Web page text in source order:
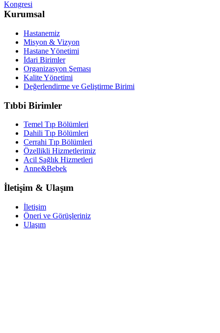
Kurumsal
Hastanemiz
Misyon & Vizyon
Hastane Yönetimi
İdari Birimler
Organizasyon Şeması
Kalite Yönetimi
Değerlendirme ve Geliştirme Birimi
Tıbbi Birimler
Temel Tıp Bölümleri
Dahili Tıp Bölümleri
Cerrahi Tıp Bölümleri
Özellikli Hizmetlerimiz
Acil Sağlık Hizmetleri
Anne&Bebek
İletişim & Ulaşım
İletişim
Öneri ve Görüşleriniz
Ulaşım